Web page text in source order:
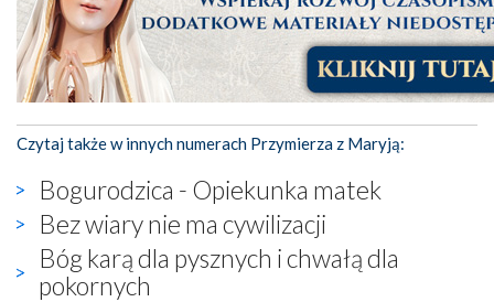
Czytaj także w innych numerach Przymierza z Maryją:
Bogurodzica - Opiekunka matek
Bez wiary nie ma cywilizacji
Bóg karą dla pysznych i chwałą dla
pokornych